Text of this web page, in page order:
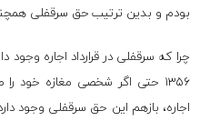
بودم و بدین ترتیب حق سرقفلی
۱۳۵۶ حتی اگر شخصی مغازه خود را صلح کند، یعنی
اجاره، بازهم این حق سرقفلی وجود